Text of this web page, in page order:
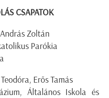
CSAPATOK
Zoltán
Parókia
Erős Tamás
Általános Iskola és